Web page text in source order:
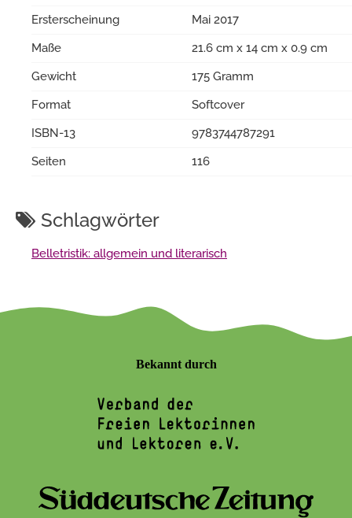
Ersterscheinung
Mai 2017
Maße
21.6 cm x 14 cm x 0.9 cm
Gewicht
175 Gramm
Format
Softcover
ISBN-13
9783744787291
Seiten
116
Schlagwörter
Belletristik: allgemein und literarisch
Bekannt durch